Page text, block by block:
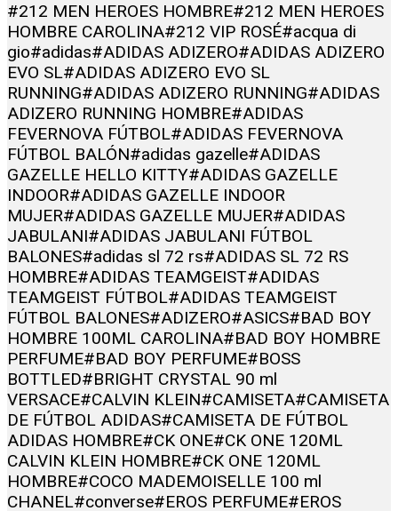
#212 MEN HEROES HOMBRE#212 MEN HEROES
HOMBRE CAROLINA#212 VIP ROSÉ#acqua di
gio#adidas#ADIDAS ADIZERO#ADIDAS ADIZERO
EVO SL#ADIDAS ADIZERO EVO SL
RUNNING#ADIDAS ADIZERO RUNNING#ADIDAS
ADIZERO RUNNING HOMBRE#ADIDAS
FEVERNOVA FÚTBOL#ADIDAS FEVERNOVA
FÚTBOL BALÓN#adidas gazelle#ADIDAS
GAZELLE HELLO KITTY#ADIDAS GAZELLE
INDOOR#ADIDAS GAZELLE INDOOR
MUJER#ADIDAS GAZELLE MUJER#ADIDAS
JABULANI#ADIDAS JABULANI FÚTBOL
BALONES#adidas sl 72 rs#ADIDAS SL 72 RS
HOMBRE#ADIDAS TEAMGEIST#ADIDAS
TEAMGEIST FÚTBOL#ADIDAS TEAMGEIST
FÚTBOL BALONES#ADIZERO#ASICS#BAD BOY
HOMBRE 100ML CAROLINA#BAD BOY HOMBRE
PERFUME#BAD BOY PERFUME#BOSS
BOTTLED#BRIGHT CRYSTAL 90 ml
VERSACE#CALVIN KLEIN#CAMISETA#CAMISETA
DE FÚTBOL ADIDAS#CAMISETA DE FÚTBOL
ADIDAS HOMBRE#CK ONE#CK ONE 120ML
CALVIN KLEIN HOMBRE#CK ONE 120ML
HOMBRE#COCO MADEMOISELLE 100 ml
CHANEL#converse#EROS PERFUME#EROS